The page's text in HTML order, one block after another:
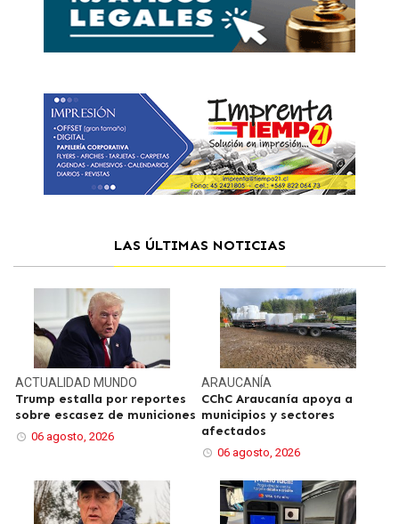
LAS ÚLTIMAS NOTICIAS
ACTUALIDAD MUNDO
Trump estalla por reportes
sobre escasez de municiones
06 agosto, 2026
ARAUCANÍA
CChC Araucanía apoya a
municipios y sectores
afectados
06 agosto, 2026